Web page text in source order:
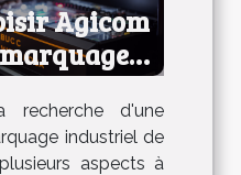
Agicom
?
d'une
industriel de
aspects à